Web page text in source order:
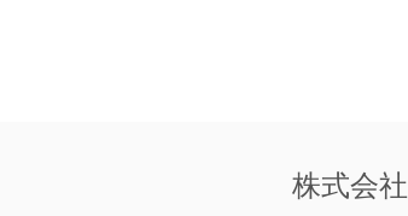
株式会社